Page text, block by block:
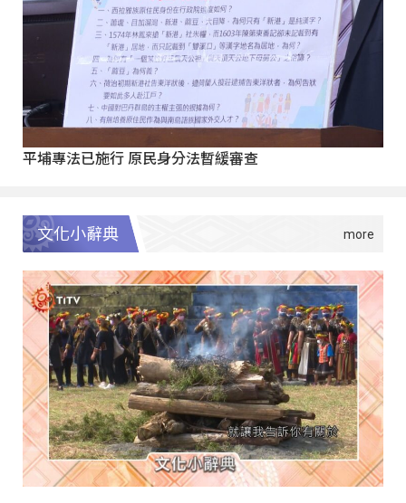
平埔專法已施行 原民身分法暫緩審查
文化小辭典